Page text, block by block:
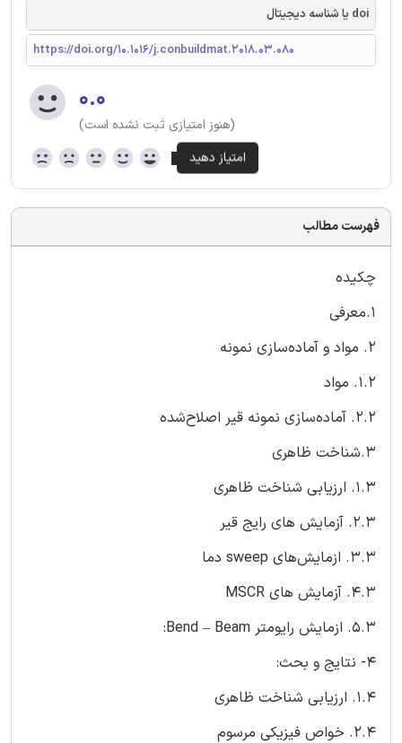
doi یا شناسه دیجیتال
https://doi.org/10.1016/j.conbuildmat.2018.03.080
۰.۰
(هنوز امتیازی ثبت نشده است)
فهرست مطالب
چکیده
1.معرفی
2. مواد و آماده‌سازی نمونه
1.2. مواد
2.2. آماده‌سازی نمونه قیر اصلاح‌شده
3.شناخت ظاهری
1.3. ارزیابی شناخت ظاهری
2.3. آزمایش های رایج قیر
3.3. ازمایش‌های sweep دما
4.3. آزمایش های MSCR
5.3. ازمایش رایومتر Bend – Beam:
4- نتایج و بحث:
1.4. ارزیابی شناخت ظاهری
2.4. خواص فیزیکی مرسوم